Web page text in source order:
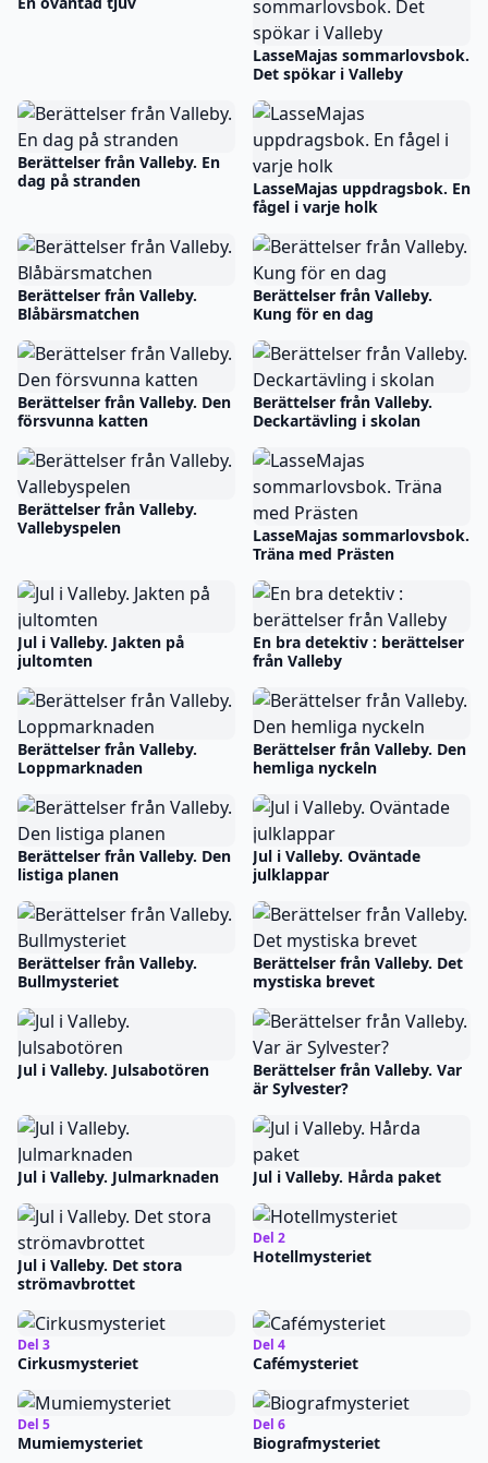
LasseMajas sommarlovsbok.
Det spökar i Valleby
Berättelser från Valleby. En
dag på stranden
LasseMajas uppdragsbok. En
fågel i varje holk
Berättelser från Valleby.
Blåbärsmatchen
Berättelser från Valleby.
Kung för en dag
Berättelser från Valleby. Den
försvunna katten
Berättelser från Valleby.
Deckartävling i skolan
Berättelser från Valleby.
Vallebyspelen
LasseMajas sommarlovsbok.
Träna med Prästen
Jul i Valleby. Jakten på
jultomten
En bra detektiv : berättelser
från Valleby
Berättelser från Valleby.
Loppmarknaden
Berättelser från Valleby. Den
hemliga nyckeln
Berättelser från Valleby. Den
listiga planen
Jul i Valleby. Oväntade
julklappar
Berättelser från Valleby.
Bullmysteriet
Berättelser från Valleby. Det
mystiska brevet
Jul i Valleby. Julsabotören
Berättelser från Valleby. Var
är Sylvester?
Jul i Valleby. Julmarknaden Jul i Valleby. Hårda paket
Jul i Valleby. Det stora
strömavbrottet
Del 2
Hotellmysteriet
Del 3
Cirkusmysteriet
Del 4
Cafémysteriet
Del 5
Mumiemysteriet
Del 6
Biografmysteriet